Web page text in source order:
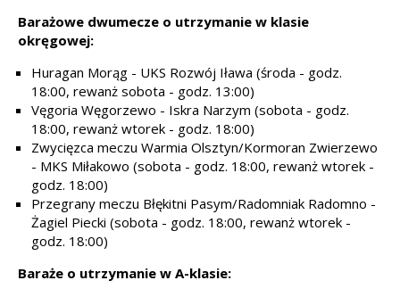
Barażowe dwumecze o utrzymanie w klasie
okręgowej:
Huragan Morąg - UKS Rozwój Iława (środa - godz.
18:00, rewanż sobota - godz. 13:00)
Vęgoria Węgorzewo - Iskra Narzym (sobota - godz.
18:00, rewanż wtorek - godz. 18:00)
Zwycięzca meczu Warmia Olsztyn/Kormoran Zwierzewo
- MKS Miłakowo (sobota - godz. 18:00, rewanż wtorek -
godz. 18:00)
Przegrany meczu Błękitni Pasym/Radomniak Radomno -
Żagiel Piecki (sobota - godz. 18:00, rewanż wtorek -
godz. 18:00)
Baraże o utrzymanie w A-klasie: